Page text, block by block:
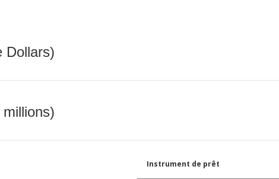
Dollars)
Instrument de prêt